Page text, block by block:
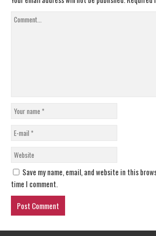
Save my name, email, and website in this
time I comment.